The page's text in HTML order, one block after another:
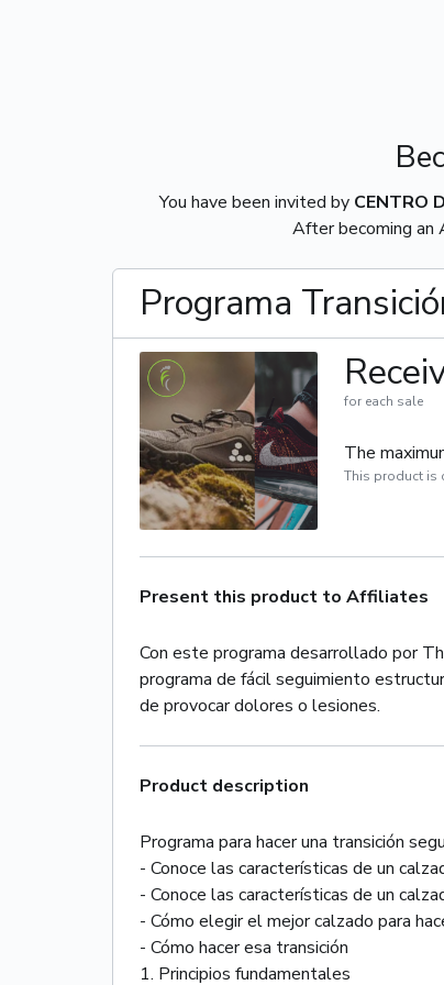
You have been invited by CENTRO
After becoming an
Programa
for each sale
The
This product is
Present this product to Affiliates
Con este programa desarrollado por
programa de fácil seguimiento
de provocar dolores o lesiones.
Product description
Programa para hacer una transición
- Conoce las características de un
- Conoce las características de un
- Cómo elegir el mejor calzado para
- Cómo hacer esa transición
1. Principios fundamentales